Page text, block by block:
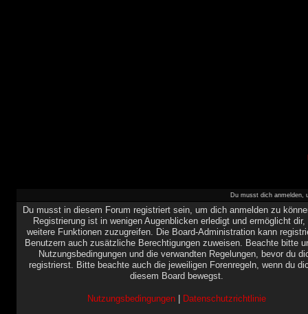
Du musst dich anmelden,
Du musst in diesem Forum registriert sein, um dich anmelden zu
Registrierung ist in wenigen Augenblicken erledigt und ermöglicht dir,
weitere Funktionen zuzugreifen. Die Board-Administration kann
Benutzern auch zusätzliche Berechtigungen zuweisen. Beachte bitte
Nutzungsbedingungen und die verwandten Regelungen, bevor du
registrierst. Bitte beachte auch die jeweiligen Forenregeln, wenn du
diesem Board bewegst.
Nutzungsbedingungen| Datenschutzrichtlinie